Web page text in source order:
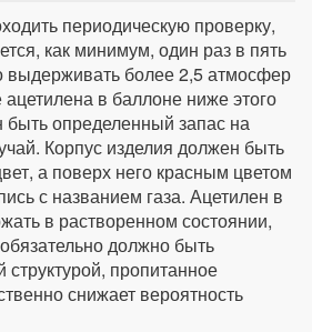
периодическую проверку,
как минимум, один раз в пять
выдерживать более 2,5 атмосфер
в баллоне ниже этого
быть определенный запас на
Корпус изделия должен быть
а поверх него красным цветом
с названием газа. Ацетилен в
в растворенном состоянии,
должно быть
пропитанное
снижает вероятность